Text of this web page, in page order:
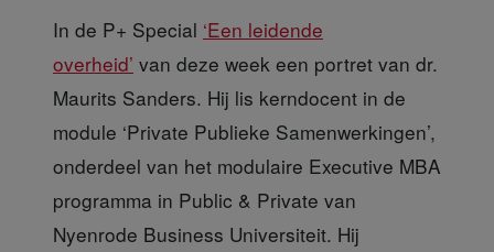
In de P+ Special ‘Een leidende
overheid’ van deze week een portret van dr.
Maurits Sanders. Hij lis kerndocent in de
module ‘Private Publieke Samenwerkingen’,
onderdeel van het modulaire Executive MBA
programma in Public & Private van
Nyenrode Business Universiteit. Hij